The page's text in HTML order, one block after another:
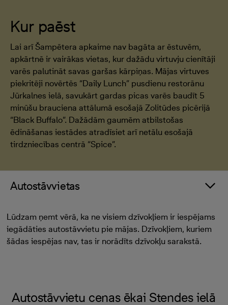
Kur paēst
Lai arī Šampētera apkaime nav bagāta ar ēstuvēm,
apkārtnē ir vairākas vietas, kur dažādu virtuvju cienītāji
varēs palutināt savas garšas kārpiņas. Mājas virtuves
piekritēji novērtēs “Daily Lunch” pusdienu restorānu
Jūrkalnes ielā, savukārt gardas picas varēs baudīt 5
minūšu brauciena attālumā esošajā Zolitūdes picērijā
“Black Buffalo”. Dažādām gaumēm atbilstošas
ēdināšanas iestādes atradīsiet arī netālu esošajā
tirdzniecības centrā “Spice”.
Autostāvvietas
Lūdzam ņemt vērā, ka ne visiem dzīvokļiem ir iespējams
iegādāties autostāvvietu pie mājas. Dzīvokļiem, kuriem
šādas iespējas nav, tas ir norādīts dzīvokļu sarakstā.
Autostāvvietu cenas ēkai Stendes ielā